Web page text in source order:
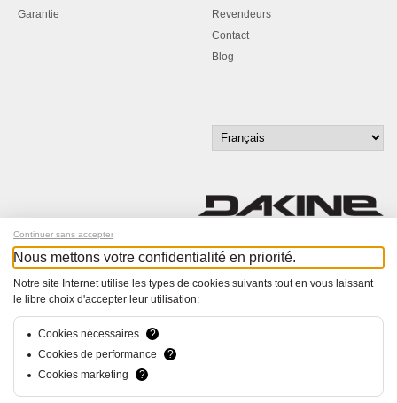
Garantie
Revendeurs
Contact
Blog
Inscrivez-vous à notre newsletter !
Tous droits réservés - Informations non contractuelles
hsolutions.ch
Continuer sans accepter
Nous mettons votre confidentialité en priorité.
Notre site Internet utilise les types de cookies suivants tout en vous laissant
le libre choix d'accepter leur utilisation:
Cookies nécessaires
?
Cookies de performance
?
Cookies marketing
?